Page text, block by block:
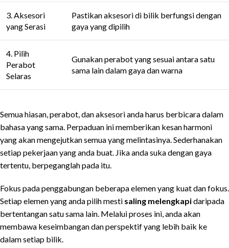
3. Aksesori
yang Serasi
Pastikan aksesori di bilik berfungsi dengan
gaya yang dipilih
4. Pilih
Perabot
Selaras
Gunakan perabot yang sesuai antara satu
sama lain dalam gaya dan warna
Semua hiasan, perabot, dan aksesori anda harus berbicara dalam
bahasa yang sama. Perpaduan ini memberikan kesan harmoni
yang akan mengejutkan semua yang melintasinya. Sederhanakan
setiap pekerjaan yang anda buat. Jika anda suka dengan gaya
tertentu, berpeganglah pada itu.
Fokus pada penggabungan beberapa elemen yang kuat dan fokus.
Setiap elemen yang anda pilih mesti saling melengkapidaripada
bertentangan satu sama lain. Melalui proses ini, anda akan
membawa keseimbangan dan perspektif yang lebih baik ke
dalam setiap bilik.